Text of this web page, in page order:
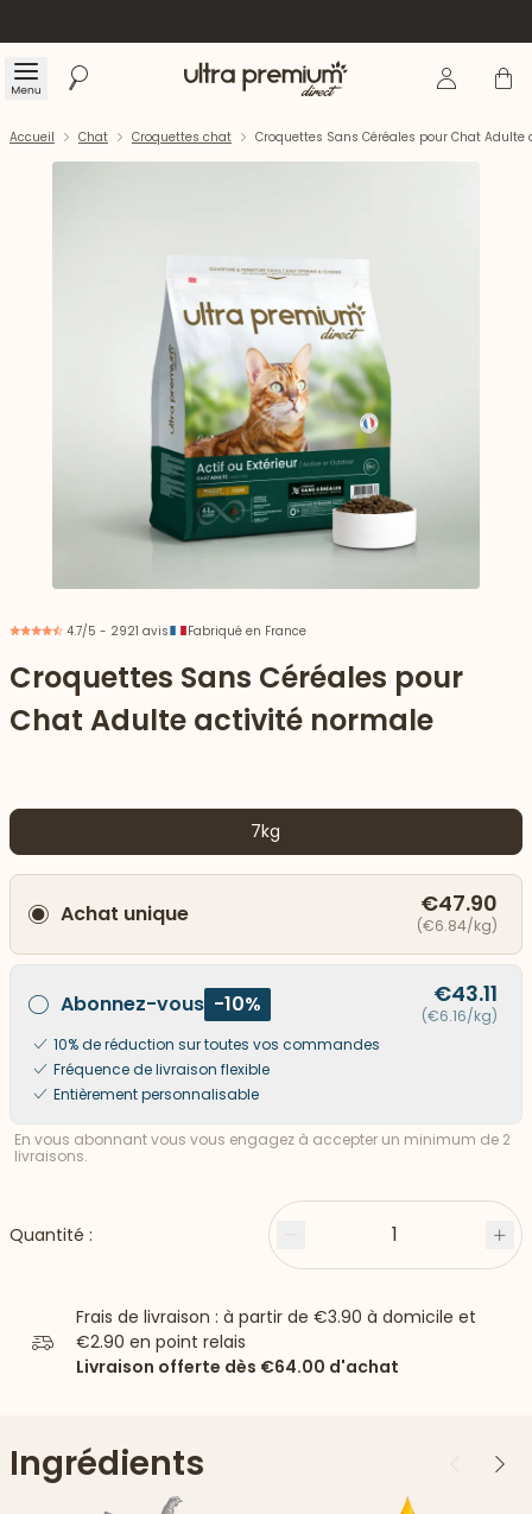
Menu Rechercher Accueil Se Panier
vers le bas
Accueil Chat Croquettes chat Croquettes Sans Céréales pour Chat
4.7/5 - 2921 avis Fabriqué en France
Croquettes Sans Céréales pour
Chat Adulte activité normale
7kg
Achat unique €47.90
(€6.84/kg)
Abonnez-vous -10% €43.11
(€6.16/kg)
10% de réduction sur toutes vos commandes
Fréquence de livraison flexible
Entièrement personnalisable
En vous abonnant vous vous engagez à accepter un minimum de 2
livraisons.
Quantité : Moins 1
Frais de livraison : à partir de €3.90 à domicile et
€2.90 en point relais
Livraison offerte dès €64.00 d'achat
Ingrédients Précédent